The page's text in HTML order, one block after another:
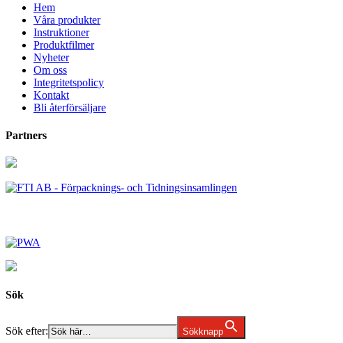
Hem
Våra produkter
Instruktioner
Produktfilmer
Nyheter
Om oss
Integritetspolicy
Kontakt
Bli återförsäljare
Partners
Sök
Sök efter: Sökknapp